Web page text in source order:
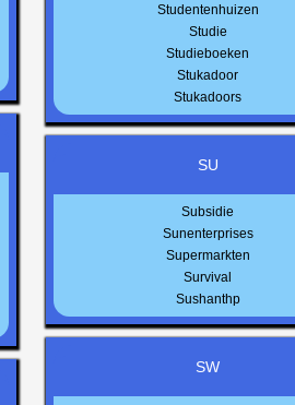
Studentenhuizen
Studie
Studieboeken
Stukadoor
Stukadoors
SU
Subsidie
Sunenterprises
Supermarkten
Survival
Sushanthp
SW